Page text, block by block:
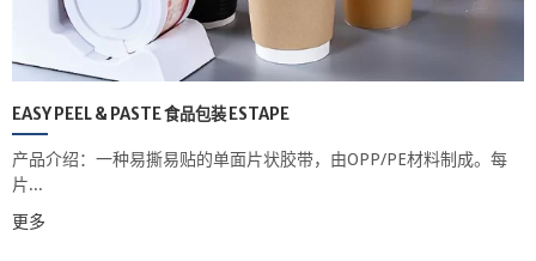
EASY PEEL & PASTE 食品包装 ESTAPE
产品介绍：一种易撕易贴的单面片状胶带，由OPP/PE材料制成。每
片...
更多